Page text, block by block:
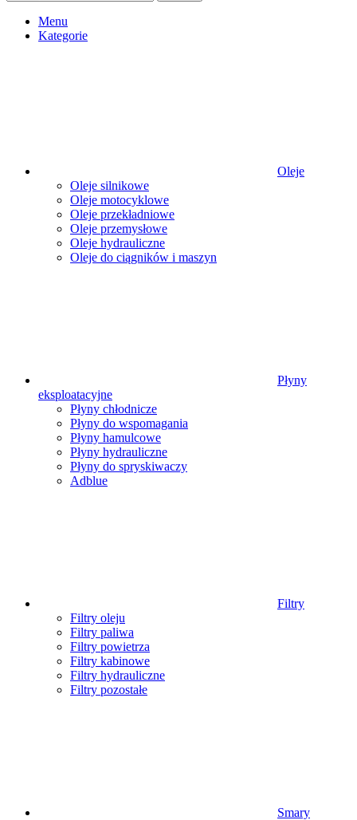
Menu
Kategorie
Oleje
Oleje silnikowe
Oleje motocyklowe
Oleje przekładniowe
Oleje przemysłowe
Oleje hydrauliczne
Oleje do ciągników i maszyn
Płyny
eksploatacyjne
Płyny chłodnicze
Płyny do wspomagania
Płyny hamulcowe
Płyny hydrauliczne
Płyny do spryskiwaczy
Adblue
Filtry
Filtry oleju
Filtry paliwa
Filtry powietrza
Filtry kabinowe
Filtry hydrauliczne
Filtry pozostałe
Smary